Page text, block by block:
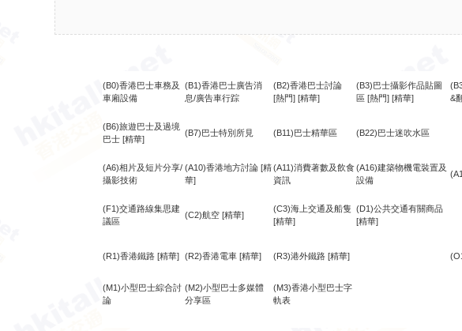
(B0)香港巴士車務及
車廂設備
(B1)香港巴士廣告消
息/廣告車行踪
(B2)香港巴士討論
[熱門] [精華]
(B3)巴士攝影作品貼圖
區 [熱門] [精華]
&
(B6)旅遊巴士及過境
巴士 [精華]
(B7)巴士特別所見 (B11)巴士精華區 (B22)巴士迷吹水區
(A6)相片及短片分享/
攝影技術
(A10)香港地方討論 [精
華]
(A11)消費著數及飲食
資訊
(A16)建築物機電裝置及
設備
(F1)交通路線集思建
議區
(C2)航空 [精華]
(C3)海上交通及船隻
[精華]
(D1)公共交通有關商品
[精華]
(R1)香港鐵路 [精華] (R2)香港電車 [精華] (R3)港外鐵路 [精華]
(M1)小型巴士綜合討
論
(M2)小型巴士多媒體
分享區
(M3)香港小型巴士字
軌表